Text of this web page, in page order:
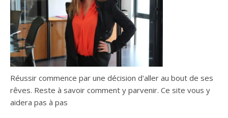
Réussir commence par une décision d'aller au bout de ses
rêves. Reste à savoir comment y parvenir. Ce site vous y
aidera pas à pas